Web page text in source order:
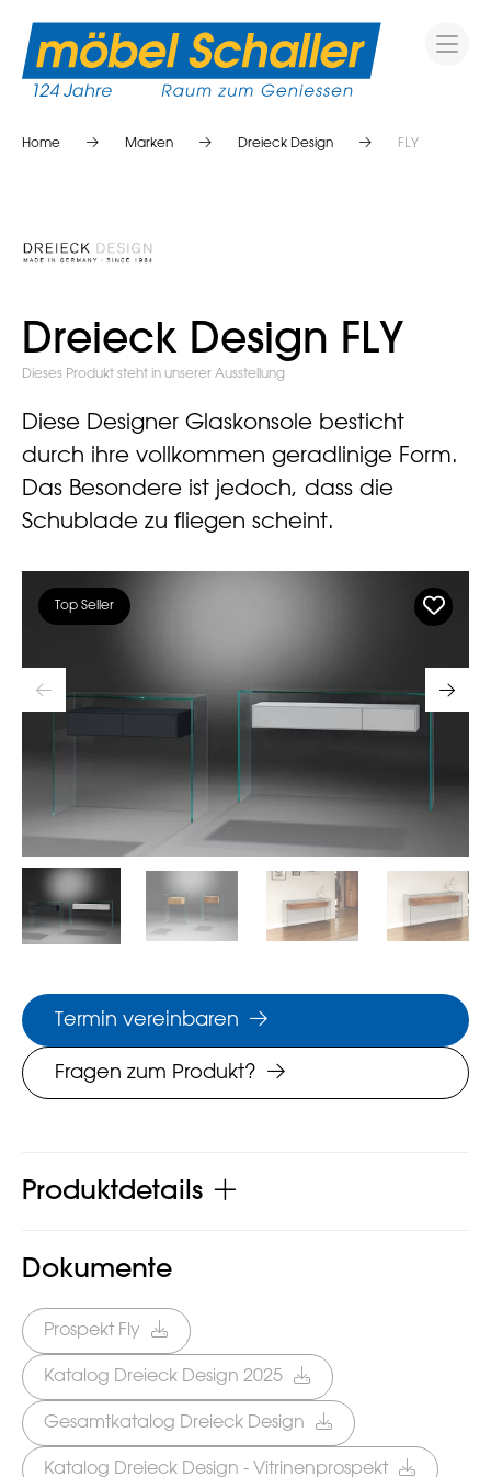
Home Marken Dreieck Design FLY
Dreieck Design FLY
Dieses Produkt steht in unserer Ausstellung
Diese Designer Glaskonsole besticht
durch ihre vollkommen geradlinige Form.
Das Besondere ist jedoch, dass die
Schublade zu fliegen scheint.
Top Seller
Termin vereinbaren
Fragen zum Produkt?
Produktdetails
Dokumente
Prospekt Fly
Katalog Dreieck Design 2025
Gesamtkatalog Dreieck Design
Katalog Dreieck Design - Vitrinenprospekt